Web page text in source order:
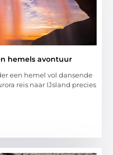
hemels avontuur
een hemel vol dansende
reis naar IJsland precies